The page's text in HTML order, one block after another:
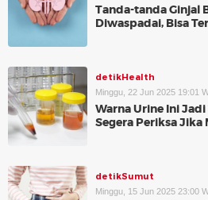
Tanda-tanda Ginjal
Diwaspadai, Bisa
detikHealth
Minggu, 22 Jun 2025 19:01
Warna Urine Ini
Segera Periksa Jika
detikSumut
Minggu, 15 Jun 2025 23:00